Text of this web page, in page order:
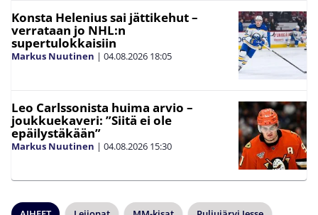
Konsta Helenius sai jättikehut –
verrataan jo NHL:n
supertulokkaisiin
Markus Nuutinen | 04.08.2026 18:05
Leo Carlssonista huima arvio –
joukkuekaveri: ”Siitä ei ole
epäilystäkään”
Markus Nuutinen | 04.08.2026 15:30